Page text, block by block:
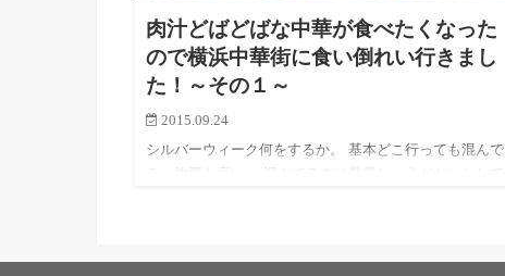
肉汁どばどばな中華が食べたくなった
ので横浜中華街に食い倒れい行きまし
た！～その１～
2015.09.24
シルバーウィーク何をするか。 基本どこ行っても混んで